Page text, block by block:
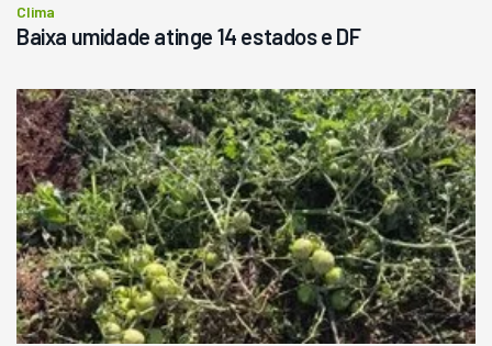
Clima
Baixa umidade atinge 14 estados e DF